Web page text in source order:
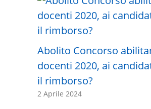
Abolito Concorso
docenti 2020, ai
il rimborso?
2 Aprile 2024